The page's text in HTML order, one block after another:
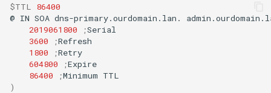
$TTL
86400
@ IN SOA dns-primary.ourdomain.lan.
2019061800
;
3600
;
1800
;
604800
;
86400
;Minimum
)